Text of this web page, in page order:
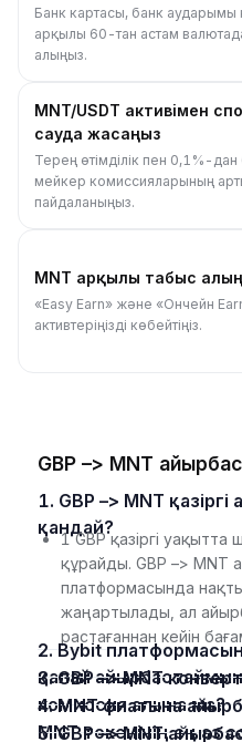
Банк картасы, банк аударымы
арқылы 60-тан астам
алыңыз.
MNT/USDT активімен
сауда жасаңыз
Терең өтімділік пен 0,1%-дан
мейкер комиссияларының
пайдаланыңыз.
MNT арқылы табыс
«Easy Earn» және «Ончейн
активтеріңізді көбейтіңіз.
GBP –> MNT
1. GBP –> MNT қазіргі айырбастау бағамы
қандай?
1 GBP қазіргі
құрайды. GBP –> MNT
платформасында
жаңартылады, ал
растағаннан кейін
2. Bybit платформасында GBP –> MNT
қалай
3. GBP –> MNT конвертациясы үшін
комиссия алына ма?
4. MNT фиатына айырбастауға болатын
MNT токенінің ең аз
5. GBP –> MNT айырбастау бағамына